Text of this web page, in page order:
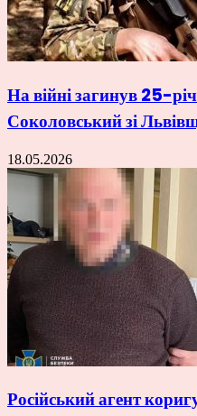
На війні загинув 25-
Соколовський зі
18.05.2026
Російський агент